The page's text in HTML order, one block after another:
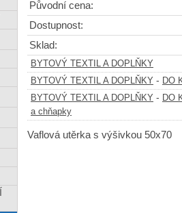
Původní cena:
Dostupnost:
Sklad:
BYTOVÝ TEXTIL A DOPLŇKY
BYTOVÝ TEXTIL A DOPLŇKY - DO
BYTOVÝ TEXTIL A DOPLŇKY - DO
a chňapky
Vaflová utěrka s výšivkou 50x70